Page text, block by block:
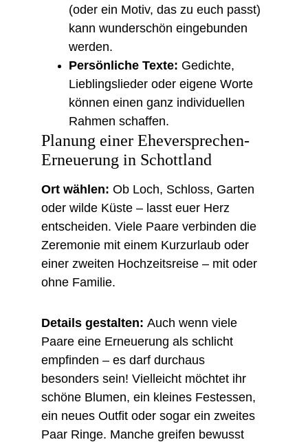
(oder ein Motiv, das zu euch passt)
kann wunderschön eingebunden
werden.
Persönliche Texte: Gedichte,
Lieblingslieder oder eigene Worte
können einen ganz individuellen
Rahmen schaffen.
Planung einer Eheversprechen-
Erneuerung in Schottland
Ort wählen: Ob Loch, Schloss, Garten
oder wilde Küste – lasst euer Herz
entscheiden. Viele Paare verbinden die
Zeremonie mit einem Kurzurlaub oder
einer zweiten Hochzeitsreise – mit oder
ohne Familie.
Details gestalten: Auch wenn viele
Paare eine Erneuerung als schlicht
empfinden – es darf durchaus
besonders sein! Vielleicht möchtet ihr
schöne Blumen, ein kleines Festessen,
ein neues Outfit oder sogar ein zweites
Paar Ringe. Manche greifen bewusst